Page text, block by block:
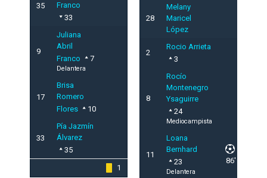
35
Franco
33
9
Juliana
Abril
Franco
7
Delantera
17
Brisa
Romero
Flores
10
33
Pía Jazmín
Álvarez
35
1
28
Melany
Maricel
López
2
Rocio Arrieta
3
8
Rocío
Montenegro
Ysaguirre
24
Mediocampista
11
Loana
Bernhard
23
Delantera
86'